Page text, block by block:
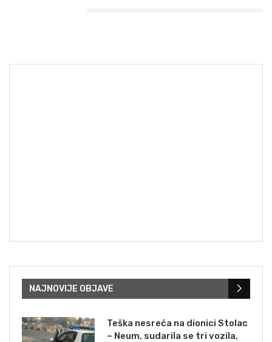
NAJNOVIJE OBJAVE
Teška nesreća na dionici Stolac
– Neum, sudarila se tri vozila,